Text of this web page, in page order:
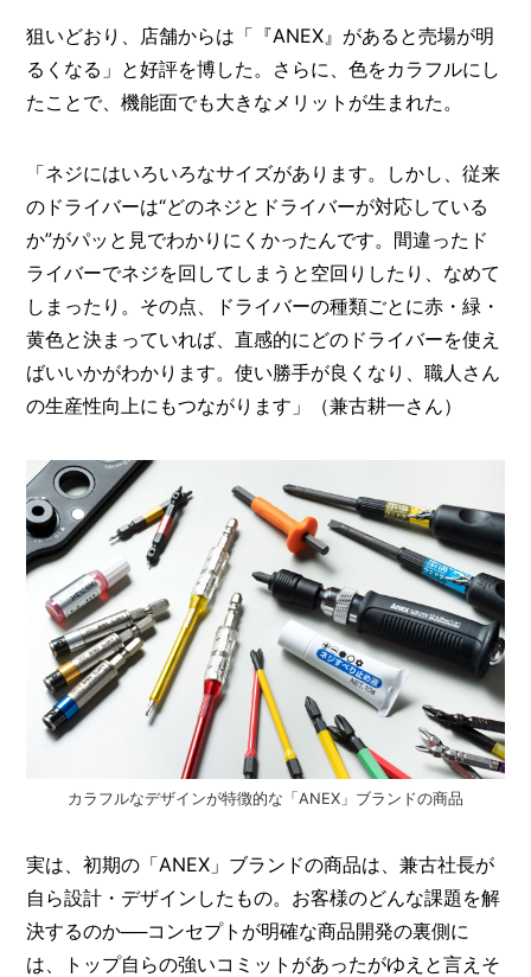
狙いどおり、店舗からは「『ANEX』があると売場が明
るくなる」と好評を博した。さらに、色をカラフルにし
たことで、機能面でも大きなメリットが生まれた。
「ネジにはいろいろなサイズがあります。しかし、従来
のドライバーは“どのネジとドライバーが対応している
か”がパッと見でわかりにくかったんです。間違ったド
ライバーでネジを回してしまうと空回りしたり、なめて
しまったり。その点、ドライバーの種類ごとに赤・緑・
黄色と決まっていれば、直感的にどのドライバーを使え
ばいいかがわかります。使い勝手が良くなり、職人さん
の生産性向上にもつながります」（兼古耕一さん）
カラフルなデザインが特徴的な「ANEX」ブランドの商品
実は、初期の「ANEX」ブランドの商品は、兼古社長が
自ら設計・デザインしたもの。お客様のどんな課題を解
決するのか──コンセプトが明確な商品開発の裏側に
は、トップ自らの強いコミットがあったがゆえと言えそ